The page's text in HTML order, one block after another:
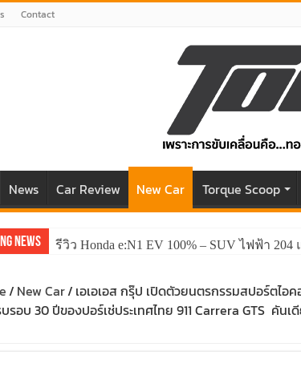
Contact
News Car Review New Car Torque Scoop
News รีวิว Honda e:N1 EV 100% – SUV ไฟฟ้า
รีวิว ลองขับ All New GWM HAVAL H6 ป
/ New Car/ เอเอเอส กรุ๊ป เปิดตัวยนตรกรรมสปอร์ตไอ
รอบ 30 ปีของปอร์เช่ประเทศไทย 911 Carrera GTS คันเ